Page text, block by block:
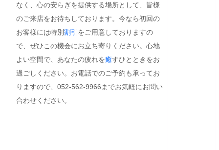
なく、心の安らぎを提供する場所として、皆様
のご来店をお待ちしております。今なら初回の
お客様には特別割引 をご用意しておりますの
で、ぜひこの機会にお立ち寄りください。心地
よい空間で、あなたの疲れを癒すひとときをお
過ごしください。お電話でのご予約も承ってお
りますので、052-562-9966までお気軽にお問い
合わせください。